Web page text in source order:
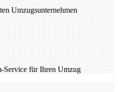
Umzugsunternehmen
Service für Ihren Umzug